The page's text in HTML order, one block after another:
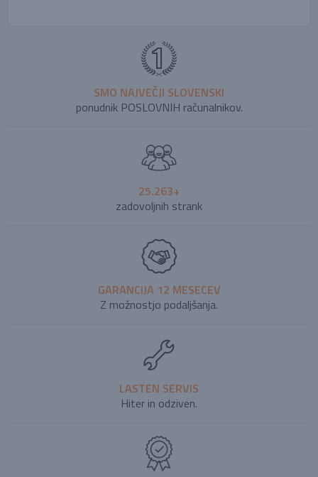
SMO NAJVEČJI SLOVENSKI
ponudnik POSLOVNIH računalnikov.
25.263+
zadovoljnih strank
GARANCIJA 12 MESECEV
Z možnostjo podaljšanja.
LASTEN SERVIS
Hiter in odziven.